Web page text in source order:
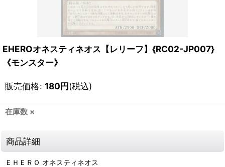
EHEROオネスティネオス【レリーフ】{RC02-JP007}
《モンスター》
販売価格: 180円(税込)
在庫数 ×
商品詳細
ＥＨＥＲＯ オネスティネオス